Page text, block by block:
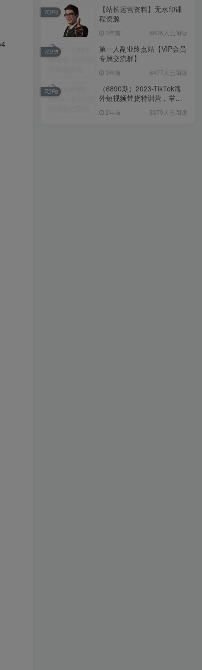
【站长运营资料】无水印课
程资源
3年前 6636人已阅读
TOP4
第一人副业终点站【VIP会员
专属交流群】
3年前 6477人已阅读
TOP5
（6890期）2023-TikTok海
外短视频带货特训营，掌握
（60节课）
2年前 3379人已阅读
TOP6